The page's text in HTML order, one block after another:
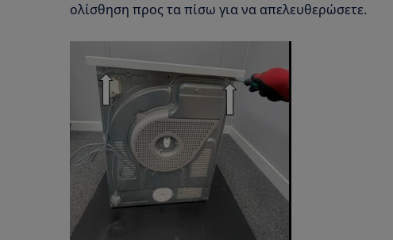
ολίσθηση προς τα πίσω για να απελευθερώσετε.